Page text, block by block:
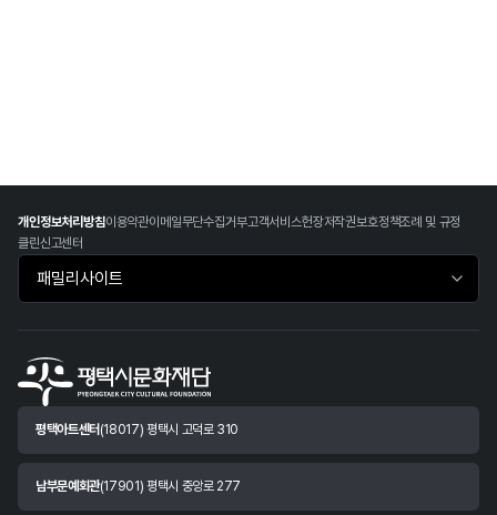
개인정보처리방침이용약관이메일무단수집거부고객서비스헌장저작권보호정책조례 및 규정
클린신고센터
패밀리사이트 바로가기
평택아트센터 (18017) 평택시 고덕로 310
남부문예회관(17901) 평택시 중앙로 277